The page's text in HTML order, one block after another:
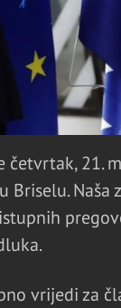
21.
Briselu.
vrijedi za